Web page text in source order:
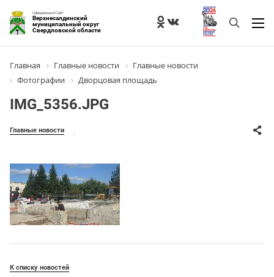
Официальный Сайт
Верхнесалдинский
муниципальный округ
Свердловской области
Главная Главные новости
Главные новости
Фотографии
Дворцовая площадь
IMG_5356.JPG
Главные новости
К списку новостей